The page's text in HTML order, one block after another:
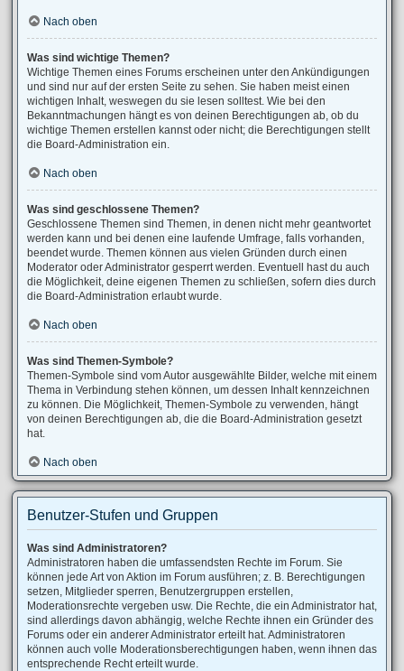
Nach oben
Was sind wichtige Themen?
Wichtige Themen eines Forums erscheinen unter den Ankündigungen
und sind nur auf der ersten Seite zu sehen. Sie haben meist einen
wichtigen Inhalt, weswegen du sie lesen solltest. Wie bei den
Bekanntmachungen hängt es von deinen Berechtigungen ab, ob du
wichtige Themen erstellen kannst oder nicht; die Berechtigungen stellt
die Board-Administration ein.
Nach oben
Was sind geschlossene Themen?
Geschlossene Themen sind Themen, in denen nicht mehr geantwortet
werden kann und bei denen eine laufende Umfrage, falls vorhanden,
beendet wurde. Themen können aus vielen Gründen durch einen
Moderator oder Administrator gesperrt werden. Eventuell hast du auch
die Möglichkeit, deine eigenen Themen zu schließen, sofern dies durch
die Board-Administration erlaubt wurde.
Nach oben
Was sind Themen-Symbole?
Themen-Symbole sind vom Autor ausgewählte Bilder, welche mit einem
Thema in Verbindung stehen können, um dessen Inhalt kennzeichnen
zu können. Die Möglichkeit, Themen-Symbole zu verwenden, hängt
von deinen Berechtigungen ab, die die Board-Administration gesetzt
hat.
Nach oben
Benutzer-Stufen und Gruppen
Was sind Administratoren?
Administratoren haben die umfassendsten Rechte im Forum. Sie
können jede Art von Aktion im Forum ausführen; z. B. Berechtigungen
setzen, Mitglieder sperren, Benutzergruppen erstellen,
Moderationsrechte vergeben usw. Die Rechte, die ein Administrator hat,
sind allerdings davon abhängig, welche Rechte ihnen ein Gründer des
Forums oder ein anderer Administrator erteilt hat. Administratoren
können auch volle Moderationsberechtigungen haben, wenn ihnen das
entsprechende Recht erteilt wurde.